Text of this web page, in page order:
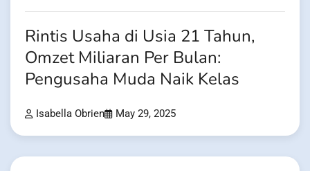
Rintis Usaha di Usia 21 Tahun,
Omzet Miliaran Per Bulan:
Pengusaha Muda Naik Kelas
Isabella Obrien May 29, 2025